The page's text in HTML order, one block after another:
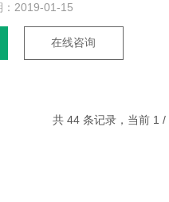
2019-01-15
在线咨询
共 44 条记录，当前 1